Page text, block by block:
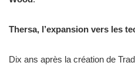
Thersa, l’expansion vers les
Dix ans après la création de